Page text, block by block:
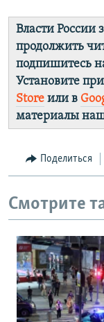
Власти России
продолжить
подпишитесь
Установите
Store или в
материалы
Поделиться
Смотрите